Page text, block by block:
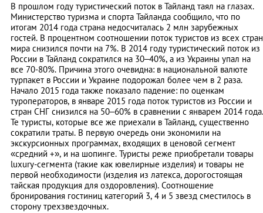
В прошлом году туристический поток в Тайланд таял на глазах.
Министерство туризма и спорта Тайланда сообщило, что по
итогам 2014 года страна недосчиталась 2 млн зарубежных
гостей. В процентном соотношении поток туристов из всех стран
мира снизился почти на 7%. В 2014 году туристический поток из
России в Тайланд сократился на 30–40%, а из Украины упал на
все 70-80%. Причина этого очевидна: в национальной валюте
турпакет в России и Украине подорожал более чем в 2 раза.
Начало 2015 года также показало падение: по оценкам
туроператоров, в январе 2015 года поток туристов из России и
стран СНГ снизился на 50–60% в сравнении с январем 2014 года.
Те туристы, которые все же приехали в Тайланд, существенно
сократили траты. В первую очередь они экономили на
экскурсионных программах, входящих в ценовой сегмент
«средний +», и на шопинге. Туристы реже приобретали товары
luxury-сегмента (такие как ювелирные изделия) и товары не
первой необходимости (изделия из латекса, дорогостоящая
тайская продукция для оздоровления). Соотношение
бронирования гостиниц категорий 3, 4 и 5 звезд сместилось в
сторону трехзвездочных.